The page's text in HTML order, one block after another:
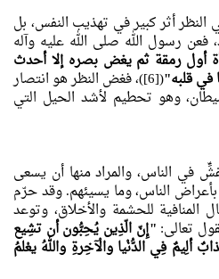
أثر كبير في تهذيب النفس، بل
فعن رسول الله صلى الله عليه وآله
أول رمقة ثم يغض بصره إلا أحدث
في قلبه" ([6])، فغض النظر هو انتصار
وهو تحطيم لأشد الحيل التي
في الناس، والمراد منها أن يسعى
بأعراض الناس، وما يسيئهم. وقد حرّم
المنافية للحشمة والأخلاق، وتوعد
تعالى: "إِنّ الّذِين يُحِبُّون أن تشِيع
ألِيمٌ فِي الدُّنْيا والْآخِرةِ واللهُ يعْلمُ